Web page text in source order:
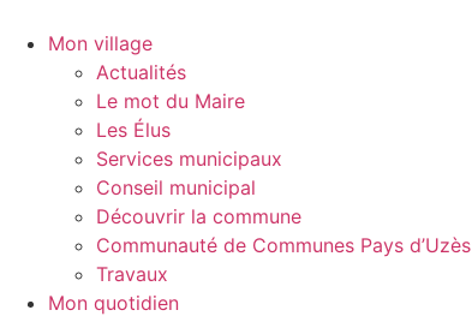
Mon village
Actualités
Le mot du Maire
Les Élus
Services municipaux
Conseil municipal
Découvrir la commune
Communauté de Communes Pays d’Uzès
Travaux
Mon quotidien